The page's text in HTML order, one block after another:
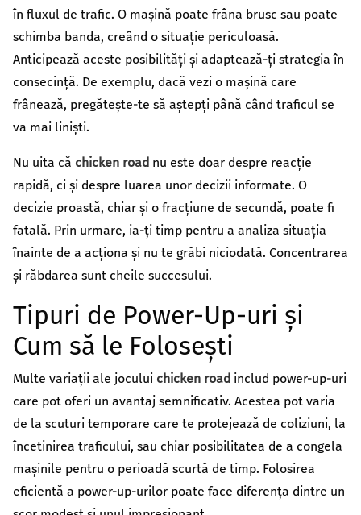
în fluxul de trafic. O mașină poate frâna brusc sau poate
schimba banda, creând o situație periculoasă.
Anticipează aceste posibilități și adaptează-ți strategia în
consecință. De exemplu, dacă vezi o mașină care
frânează, pregătește-te să aștepți până când traficul se
va mai liniști.
Nu uita că chicken road nu este doar despre reacție
rapidă, ci și despre luarea unor decizii informate. O
decizie proastă, chiar și o fracțiune de secundă, poate fi
fatală. Prin urmare, ia-ți timp pentru a analiza situația
înainte de a acționa și nu te grăbi niciodată. Concentrarea
și răbdarea sunt cheile succesului.
Tipuri de Power-Up-uri și
Cum să le Folosești
Multe variații ale jocului chicken road includ power-up-uri
care pot oferi un avantaj semnificativ. Acestea pot varia
de la scuturi temporare care te protejează de coliziuni, la
încetinirea traficului, sau chiar posibilitatea de a congela
mașinile pentru o perioadă scurtă de timp. Folosirea
eficientă a power-up-urilor poate face diferența dintre un